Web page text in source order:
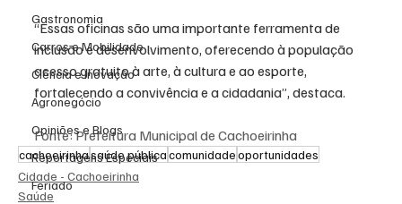
Gastronomia
Carros e Mobilidade
Ciência e Inovação
Agronegócio
Opiniões e Blogs
Reportagens Especiais
Feriado
“Essas oficinas são uma importante ferramenta de
inclusão e desenvolvimento, oferecendo à população
acesso gratuito à arte, à cultura e ao esporte,
fortalecendo a convivência e a cidadania”, destaca.
Fonte: Prefeitura Municipal de Cachoeirinha
cachoeirinhasaúde públicacomunidadeoportunidades
Cidade - Cachoeirinha
Saúde